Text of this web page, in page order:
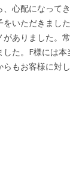
心配になって
いただきました
ありました。
た。F様には
もお客様に対